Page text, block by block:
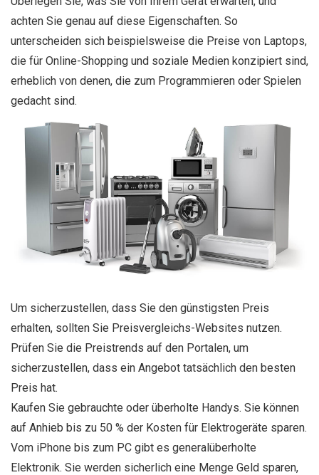
achten Sie genau auf diese Eigenschaften. So
unterscheiden sich beispielsweise die Preise von Laptops,
die für Online-Shopping und soziale Medien konzipiert sind,
erheblich von denen, die zum Programmieren oder Spielen
gedacht sind.
Um sicherzustellen, dass Sie den günstigsten Preis
erhalten, sollten Sie Preisvergleichs-Websites nutzen.
Prüfen Sie die Preistrends auf den Portalen, um
sicherzustellen, dass ein Angebot tatsächlich den besten
Preis hat.
Kaufen Sie gebrauchte oder überholte Handys. Sie können
auf Anhieb bis zu 50 % der Kosten für Elektrogeräte sparen.
Vom iPhone bis zum PC gibt es generalüberholte
Elektronik. Sie werden sicherlich eine Menge Geld sparen,